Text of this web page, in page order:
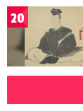
20